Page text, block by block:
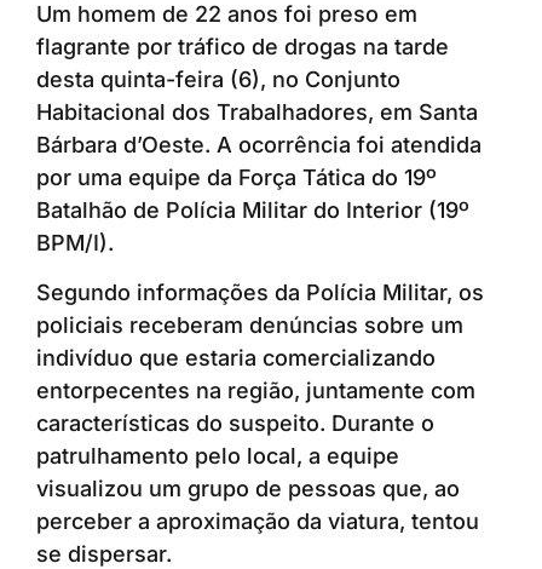
Um homem de 22 anos foi preso em
flagrante por tráfico de drogas na tarde
desta quinta-feira (6), no Conjunto
Habitacional dos Trabalhadores, em Santa
Bárbara d’Oeste. A ocorrência foi atendida
por uma equipe da Força Tática do 19º
Batalhão de Polícia Militar do Interior (19º
BPM/I).
Segundo informações da Polícia Militar, os
policiais receberam denúncias sobre um
indivíduo que estaria comercializando
entorpecentes na região, juntamente com
características do suspeito. Durante o
patrulhamento pelo local, a equipe
visualizou um grupo de pessoas que, ao
perceber a aproximação da viatura, tentou
se dispersar.